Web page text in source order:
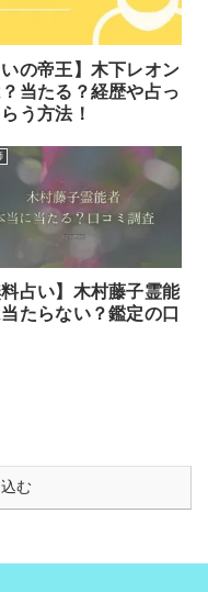
いの帝王】木下レオン
当たる？経歴や占っ
う方法！
料占い】木村藤子霊能
たらない？鑑定の口
む